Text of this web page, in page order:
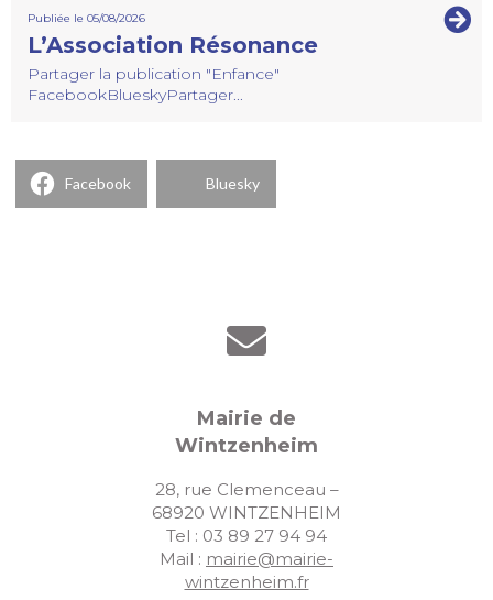
Publiée le 05/08/2026
L’Association Résonance
Partager la publication "Enfance"
FacebookBlueskyPartager...
Facebook Bluesky
Mairie de
Wintzenheim
28, rue Clemenceau –
68920 WINTZENHEIM
Tel : 03 89 27 94 94
Mail : mairie@mairie-
wintzenheim.fr